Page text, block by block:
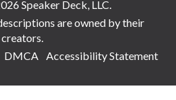
Speaker Deck, LLC.
are owned by their
creators.
DMCA Accessibility Statement